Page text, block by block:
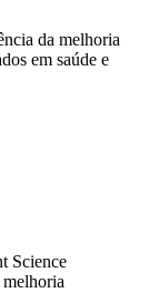
da melhoria
em saúde e